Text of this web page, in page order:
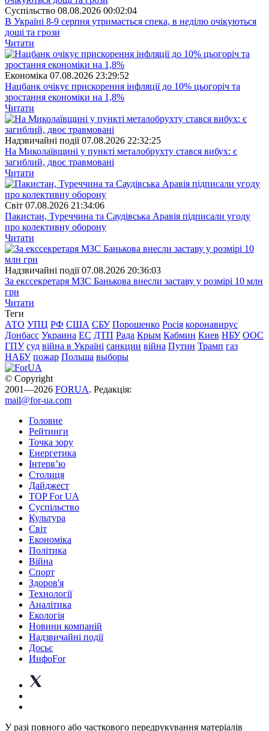
Суспiльство 08.08.2026 00:02:04
В Україні 8-9 серпня утримається спека, в неділю очікуються
дощі та грози
Читати
Економіка 07.08.2026 23:29:52
Нацбанк очікує прискорення інфляції до 10% цьогоріч та
зростання економіки на 1,8%
Читати
Надзвичайні події 07.08.2026 22:32:25
На Миколаївщині у пункті металобрухту стався вибух: є
загиблий, двоє травмовані
Читати
Свiт 07.08.2026 21:34:06
Пакистан, Туреччина та Саудівська Аравія підписали угоду
про колективну оборону
Читати
Надзвичайні події 07.08.2026 20:36:03
За екссекретаря МЗС Банькова внесли заставу у розмірі 10 млн
грн
Читати
Теги
АТО УПЦ РФ США СБУ Порошенко Росія коронавирус
Донбасс Украина ЕС ДТП Рада Крым Кабмин Киев НБУ ООС
ГПУ суд війна в Україні санкции війна Путин Трамп газ
НАБУ пожар Польша выборы
© Copyright
2001—2026 FORUA. Редакція:
mail@for-ua.com
Головне
Рейтинги
Точка зору
Енергетика
Інтерв’ю
Столиця
Дайджест
TOP For UA
Суспiльство
Культура
Світ
Економіка
Політика
Війна
Спорт
Здоров'я
Технології
Аналітика
Екологія
Новини компаній
Надзвичайні події
Досьє
ИнфоFor
У разі повного або часткового передрукування матеріалів